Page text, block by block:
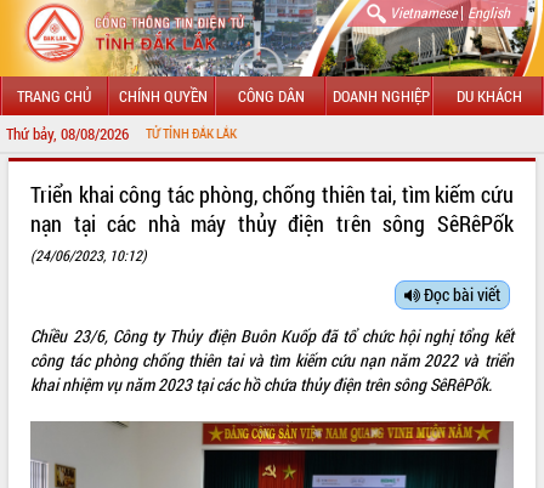
Vietnamese| English
TRANG CHỦ CHÍNH QUYỀN CÔNG DÂN DOANH NGHIỆP DU KHÁCH
Thứ bảy, 08/08/2026
TIN ĐIỆN TỬ TỈNH ĐẮK LẮK
LÃNH ĐẠO UBND TỈNH
SỞ, BAN, NGÀNH
UBND CÁC XÃ, PHƯỜNG
THÔNG TIN CHỈ ĐẠO ĐIỀU HÀNH
HỆ THỐNG VĂN BẢN
Triển khai công tác phòng, chống thiên tai, tìm kiếm cứu
nạn tại các nhà máy thủy điện trên sông SêRêPốk
(24/06/2023, 10:12)
Đọc bài viết
Chiều 23/6, Công ty Thủy điện Buôn Kuốp đã tổ chức hội nghị tổng kết
công tác phòng chống thiên tai và tìm kiếm cứu nạn năm 2022 và triển
khai nhiệm vụ năm 2023 tại các hồ chứa thủy điện trên sông SêRêPốk.